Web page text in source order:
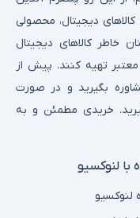
مستمر
فنی پیچیده
هرکدام ویژگی‌های خاص
کالاهای دیجیتال، محصولی
خاطر کالاهای دیجیتال
تهیه کنند. پیش از
بگیرید و در صورت
خریدی مطمئن و به
با لنوکسیو
لنوکسیو